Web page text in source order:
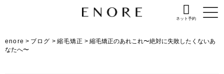
ネット予約
enore > ブログ > 縮毛矯正 >縮毛矯正のあれこれ〜絶対に失敗したくないあ
なたへ〜